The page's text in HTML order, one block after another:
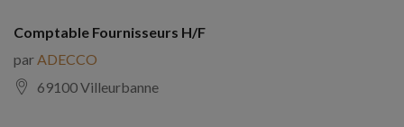
Comptable Fournisseurs H/F
par ADECCO
69100 Villeurbanne